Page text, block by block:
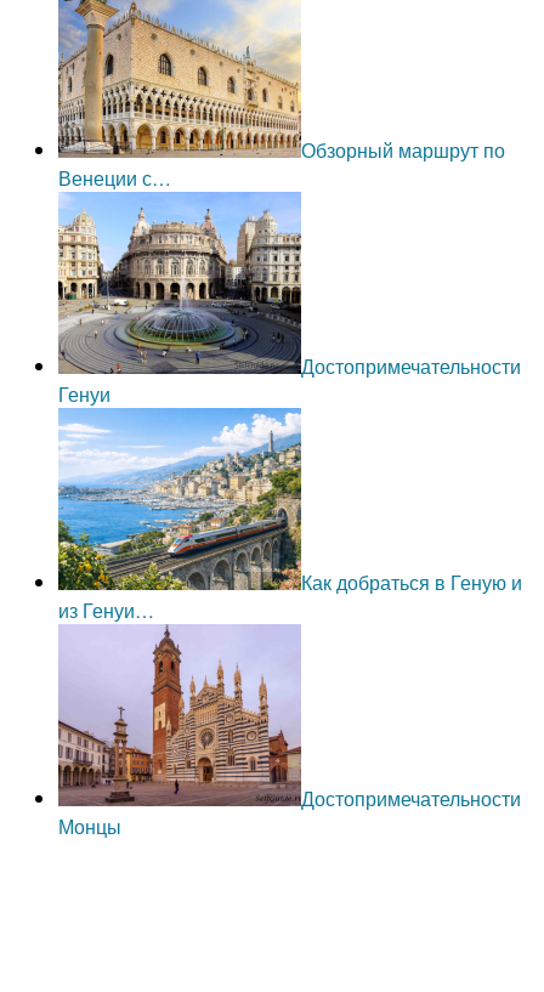
Обзорный маршрут по
Венеции с…
Достопримечательности
Генуи
Как добраться в Геную и
из Генуи…
Достопримечательности
Монцы